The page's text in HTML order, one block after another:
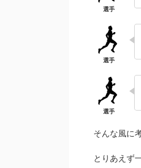
そんな風に
とりあえず